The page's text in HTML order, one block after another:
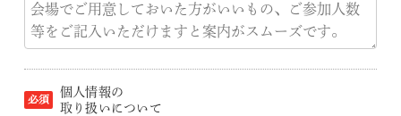
個人情報の
取り扱いについて